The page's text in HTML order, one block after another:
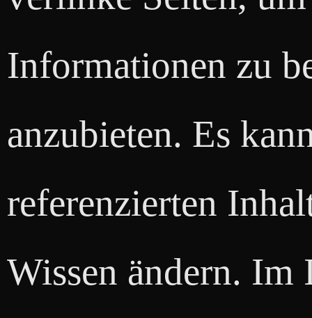
Informationen zu
anzubieten. Es
referenzierten
Wissen ändern. Im